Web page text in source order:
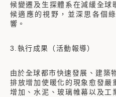
候變遷及生探體系在減緩全球
候適應的視野，並深思各個
響。
3.執行成果（活動報導）
由於全球都市快速發展、建築
排放增加使暖化的現象愈發嚴
增加、水泥、玻璃帷幕以及工